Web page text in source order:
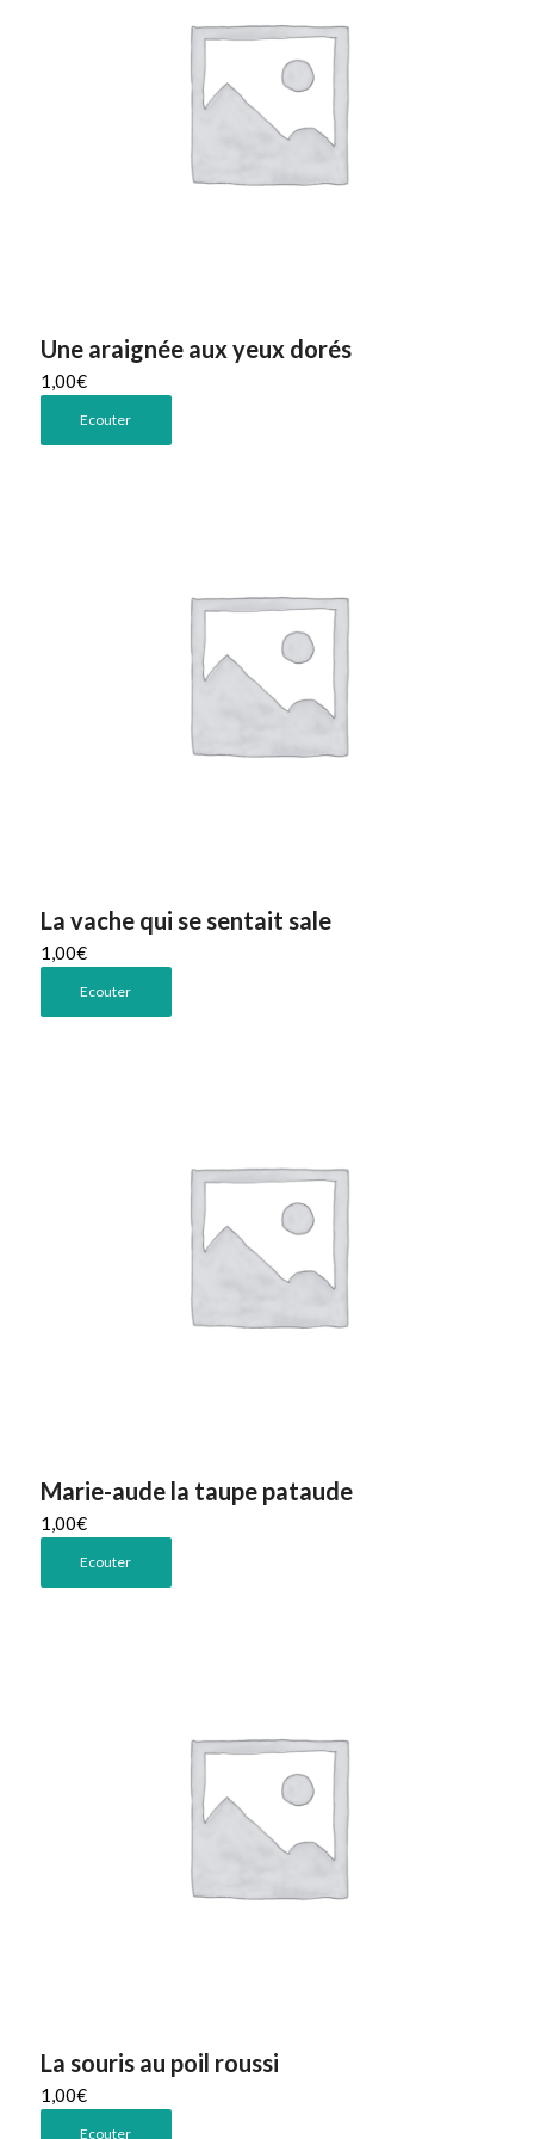
Une araignée aux yeux dorés
1,00€
Ecouter
La vache qui se sentait sale
1,00€
Ecouter
Marie-aude la taupe pataude
1,00€
Ecouter
La souris au poil roussi
1,00€
Ecouter